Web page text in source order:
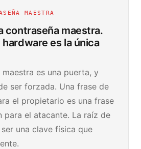
MAESTRA
contraseña maestra.
es la única
es una puerta, y
ser forzada. Una frase de
el propietario es una frase
para el atacante. La raíz de
una clave física que